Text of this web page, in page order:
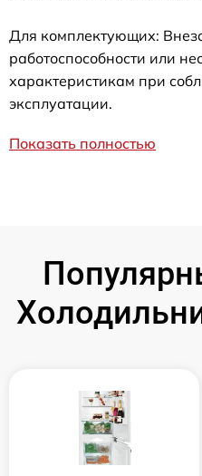
Для комплектующих:
работоспособности или
характеристикам при
эксплуатации.
Показать полностью